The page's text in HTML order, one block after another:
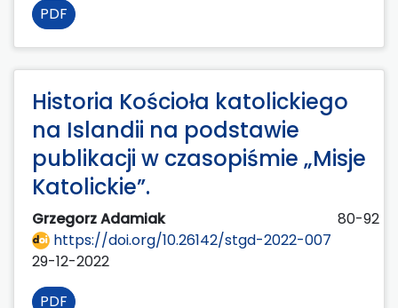
PDF
Historia Kościoła katolickiego
na Islandii na podstawie
publikacji w czasopiśmie „Misje
Katolickie”.
Grzegorz Adamiak
80-92
https://doi.org/10.26142/stgd-2022-007
29-12-2022
PDF